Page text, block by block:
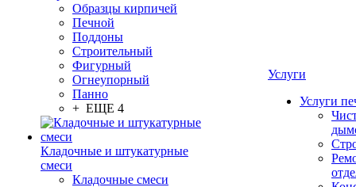
Образцы кирпичей
Печной
Поддоны
Строительный
Фигурный
Огнеупорный
Панно
+ ЕЩЕ 4
Кладочные и штукатурные
смеси
Кладочные смеси
Услуги
Услуги